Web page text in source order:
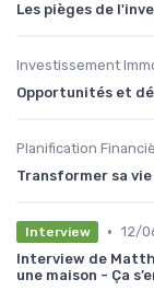
Les pièges de
Investissement
Opportunités et
Planification
Transformer sa
Interview • 12/
Interview de
une maison - Ça